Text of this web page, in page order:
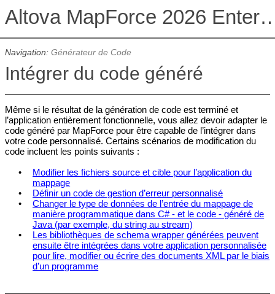
Altova MapForce 2026
Navigation: Générateur de Code
Intégrer du code généré
Même si le résultat de la génération de code est terminé et
l’application entièrement fonctionnelle, vous allez devoir adapter le
code généré par MapForce pour être capable de l’intégrer dans
votre code personnalisé. Certains scénarios de modification du
code incluent les points suivants :
•
Modifier les fichiers source et cible pour l’application du
mappage
•
Définir un code de gestion d’erreur personnalisé
•
Changer le type de données de l’entrée du mappage de
manière programmatique dans C# - et le code - généré de
Java (par exemple, du string au stream)
•
Les bibliothèques de schema wrapper générées peuvent
ensuite être intégrées dans votre application personnalisée
pour lire, modifier ou écrire des documents XML par le biais
d’un programme